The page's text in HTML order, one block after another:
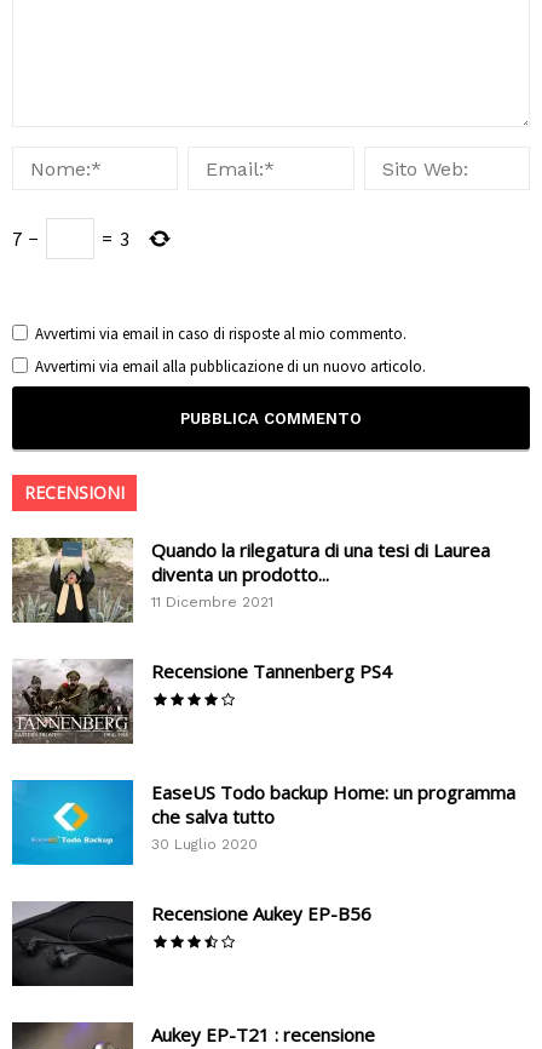
7 − = 3
Avvertimi via email in caso di risposte al mio commento.
Avvertimi via email alla pubblicazione di un nuovo articolo.
RECENSIONI
Quando la rilegatura di una tesi di Laurea
diventa un prodotto...
11 Dicembre 2021
Recensione Tannenberg PS4
EaseUS Todo backup Home: un programma
che salva tutto
30 Luglio 2020
Recensione Aukey EP-B56
Aukey EP-T21 : recensione